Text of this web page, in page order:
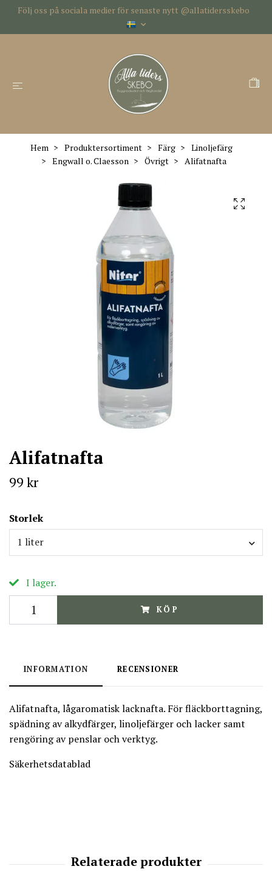
Följ oss på sociala medier för senaste nytt @allatidersskebo
Hem Produktersortiment Färg
Linoljefärg
Engwall o. Claesson
Övrigt Alifatnafta
Alifatnafta
99 kr
Storlek
1 liter
I lager.
KÖP
INFORMATION RECENSIONER
Alifatnafta, lågaromatisk lacknafta. För fläckborttagning,
spädning av alkydfärger, linoljefärger och lacker samt
rengöring av penslar och verktyg.
Säkerhetsdatablad